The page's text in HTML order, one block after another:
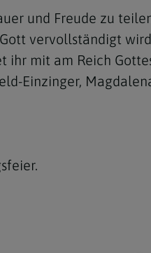
und Freude zu
vervollständigt
mit am Reich
Einzinger,